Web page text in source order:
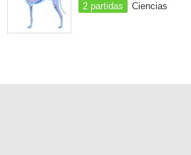
2 partidas Ciencias